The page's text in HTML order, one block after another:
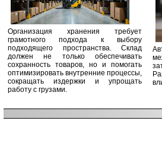
Организация хранения требует
грамотного подхода к выбору
подходящего пространства. Склад
должен не только обеспечивать
сохранность товаров, но и помогать
оптимизировать внутренние процессы,
сокращать издержки и упрощать
работу с грузами.